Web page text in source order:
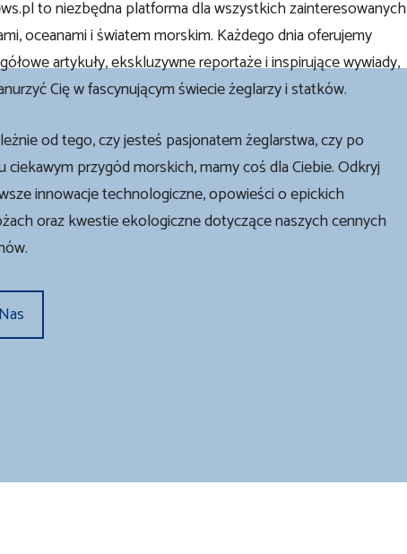
to niezbędna platforma dla wszystkich zainteresowanych
oceanami i światem morskim. Każdego dnia oferujemy
artykuły, ekskluzywne reportaże i inspirujące wywiady,
Cię w fascynującym świecie żeglarzy i statków.
od tego, czy jesteś pasjonatem żeglarstwa, czy po
ciekawym przygód morskich, mamy coś dla Ciebie. Odkryj
innowacje technologiczne, opowieści o epickich
oraz kwestie ekologiczne dotyczące naszych cennych